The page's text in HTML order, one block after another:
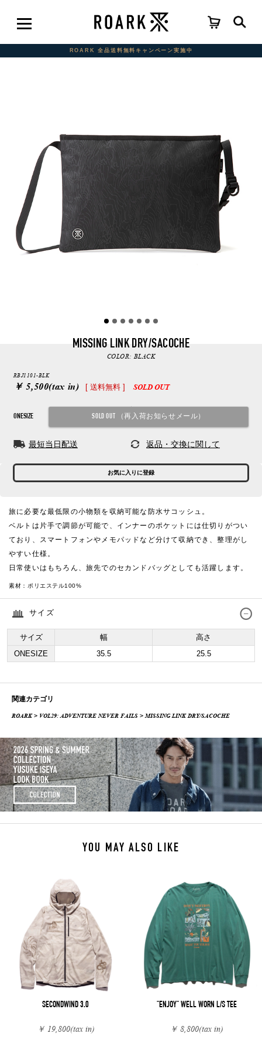
ROARK 全品送料無料キャンペーン実施中
MISSING LINK DRY/SACOCHE
COLOR:BLACK
RBJ1101-BLK
￥ 5,500(tax in) [ 送料無料 ] SOLD OUT
ONESIZE
最短当日配送 返品・交換に関して
お気に入りに登録
旅に必要な最低限の小物類を収納可能な防水サコッシュ。
ベルトは片手で調節が可能で、インナーのポケットには仕切りがつい
ており、スマートフォンやメモパッドなど分けて収納でき、整理がし
やすい仕様。
日常使いはもちろん、旅先でのセカンドバッグとしても活躍します。
素材： ポリエステル100%
サイズ
サイズ 幅
高さ
ONESIZE
35.5 25.5
関連カテゴリ
ROARK> VOL29: ADVENTURE NEVER FAILS > MISSING LINK DRY/SACOCHE
YOU MAY ALSO LIKE
SECONDWIND 3.0
￥ 19,800(tax in)
"ENJOY" WELL WORN L/S TEE
￥ 8,800(tax in)